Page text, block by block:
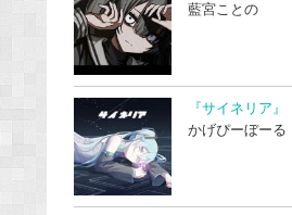
藍宮ことの
『サイネリア』
かげぴーぼーる